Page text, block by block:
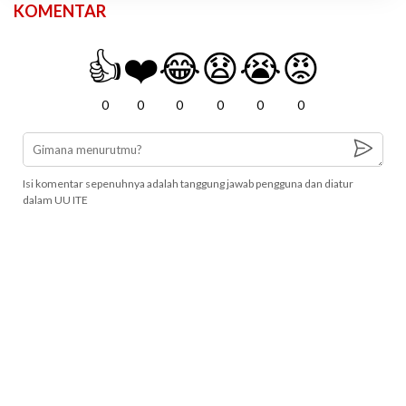
KOMENTAR
👍
0
❤️
0
😂
0
😧
0
😭
0
😡
0
Isi komentar sepenuhnya adalah tanggung jawab pengguna dan diatur
dalam UU ITE